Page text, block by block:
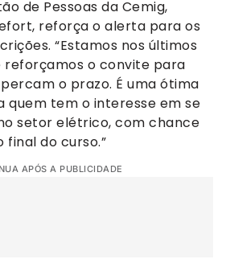
de Pessoas da Cemig,
reforça o alerta para os
“Estamos nos últimos
reforçamos o convite para
o prazo. É uma ótima
quem tem o interesse em se
setor elétrico, com chance
do curso.”
APÓS A PUBLICIDADE